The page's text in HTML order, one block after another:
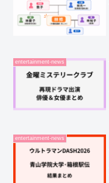
entertainment-news
entertainment-news